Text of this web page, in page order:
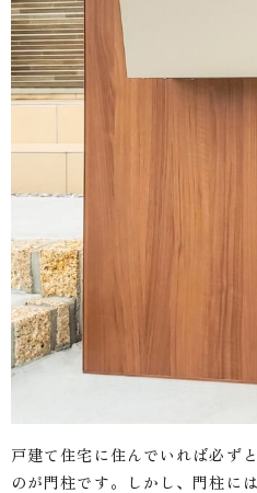
戸建て住宅に住んでいれば必ず
のが門柱です。しかし、門柱に